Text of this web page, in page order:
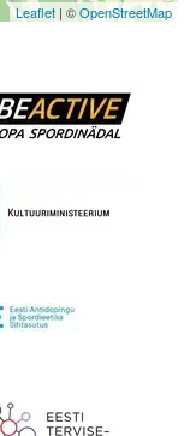
Leaflet | ©OpenStreetMap